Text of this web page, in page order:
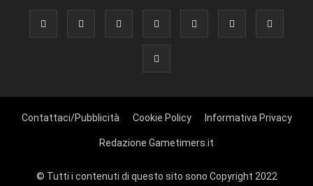
Contattaci/Pubblicità Cookie Policy Informativa Privacy
Redazione Gametimers.it
© Tutti i contenuti di questo sito sono Copyright 2022